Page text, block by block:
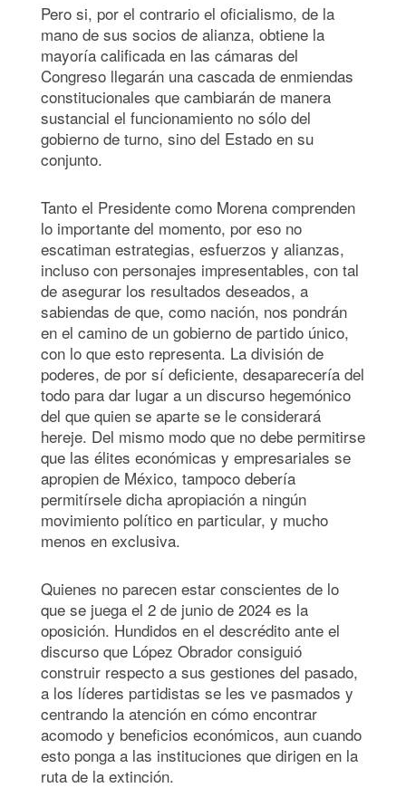
Pero si, por el contrario el oficialismo, de la
mano de sus socios de alianza, obtiene la
mayoría calificada en las cámaras del
Congreso llegarán una cascada de enmiendas
constitucionales que cambiarán de manera
sustancial el funcionamiento no sólo del
gobierno de turno, sino del Estado en su
conjunto.
Tanto el Presidente como Morena comprenden
lo importante del momento, por eso no
escatiman estrategias, esfuerzos y alianzas,
incluso con personajes impresentables, con tal
de asegurar los resultados deseados, a
sabiendas de que, como nación, nos pondrán
en el camino de un gobierno de partido único,
con lo que esto representa. La división de
poderes, de por sí deficiente, desaparecería del
todo para dar lugar a un discurso hegemónico
del que quien se aparte se le considerará
hereje. Del mismo modo que no debe permitirse
que las élites económicas y empresariales se
apropien de México, tampoco debería
permitírsele dicha apropiación a ningún
movimiento político en particular, y mucho
menos en exclusiva.
Quienes no parecen estar conscientes de lo
que se juega el 2 de junio de 2024 es la
oposición. Hundidos en el descrédito ante el
discurso que López Obrador consiguió
construir respecto a sus gestiones del pasado,
a los líderes partidistas se les ve pasmados y
centrando la atención en cómo encontrar
acomodo y beneficios económicos, aun cuando
esto ponga a las instituciones que dirigen en la
ruta de la extinción.